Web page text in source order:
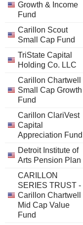
Growth & Income
Fund
Carillon Scout
Small Cap Fund
TriState Capital
Holding Co. LLC
Carillon Chartwell
Small Cap Growth
Fund
Carillon ClariVest
Capital
Appreciation Fund
Detroit Institute of
Arts Pension Plan
CARILLON
SERIES TRUST -
Carillon Chartwell
Mid Cap Value
Fund